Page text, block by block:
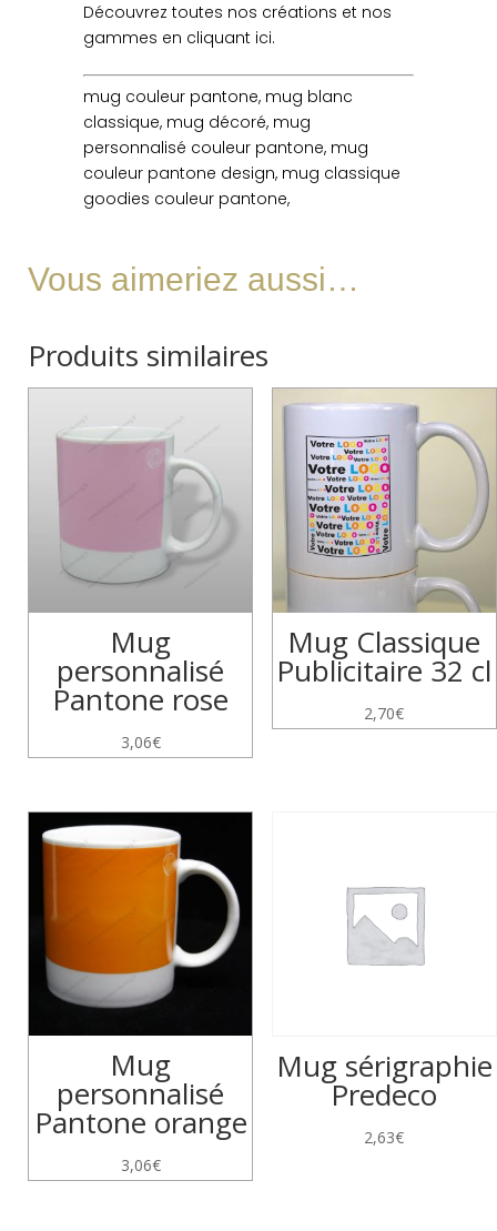
Découvrez toutes nos créations et nos
gammes en cliquant ici.
mug couleur pantone, mug blanc
classique, mug décoré, mug
personnalisé couleur pantone, mug
couleur pantone design, mug classique
goodies couleur pantone,
Vous aimeriez aussi…
Produits similaires
Mug
personnalisé
Pantone rose
3,06€
Mug Classique
Publicitaire 32 cl
2,70€
Mug
personnalisé
Pantone orange
3,06€
Mug sérigraphie
Predeco
2,63€